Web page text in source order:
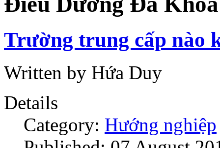
Trường trung cấp nào
Written by Hứa Duy
Details
Category: Hướng nghiệp